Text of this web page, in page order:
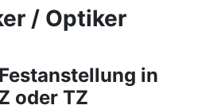
/ Optiker
in
oder TZ